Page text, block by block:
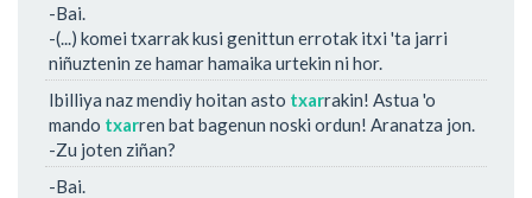
-Bai.
-(...) komei txarrak kusi genittun errotak itxi 'ta jarri
niñuztenin ze hamar hamaika urtekin ni hor.
Ibilliya naz mendiy hoitan asto txarrakin! Astua 'o
mando txarren bat bagenun noski ordun! Aranatza jon.
-Zu joten ziñan?
-Bai.